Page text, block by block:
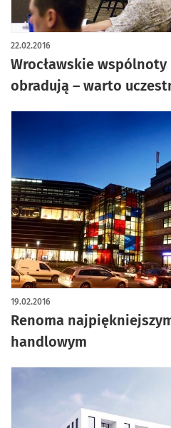
Wrocławskie
obradują – warto
22.02.2016
Renoma
handlowym
19.02.2016